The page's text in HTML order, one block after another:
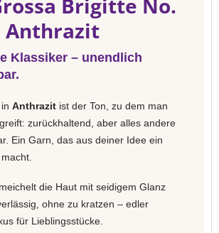
Brigitte No.
Anthrazit
Klassiker – unendlich
in Anthrazit ist der Ton, zu dem man
zurückhaltend, aber alles andere
Ein Garn, das aus deiner Idee ein
die Haut mit seidigem Glanz
ohne zu kratzen – edler
für Lieblingsstücke.